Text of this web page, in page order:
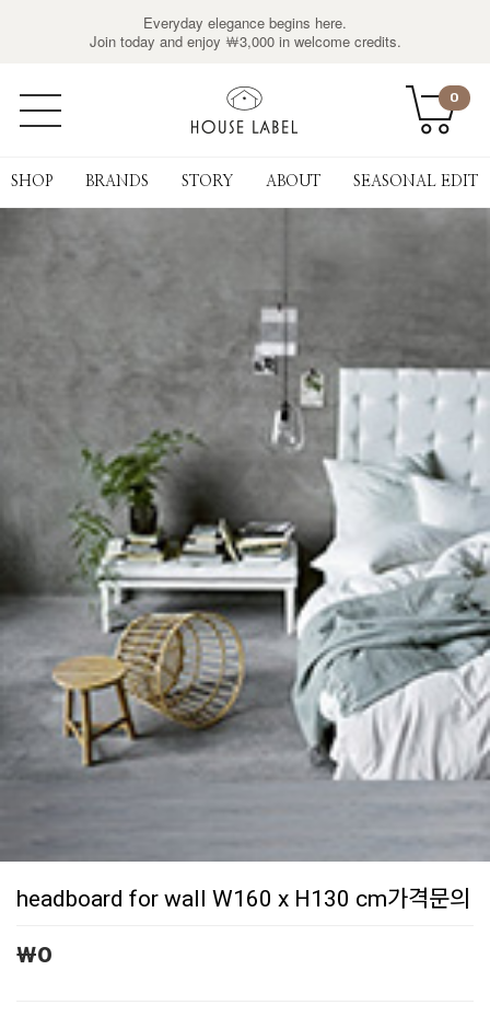
Everyday elegance begins here.
Join today and enjoy ￦3,000 in welcome credits.
0
SHOP BRANDS STORY ABOUT SEASONAL EDIT
headboard for wall W160 x H130 cm가격문의
￦0